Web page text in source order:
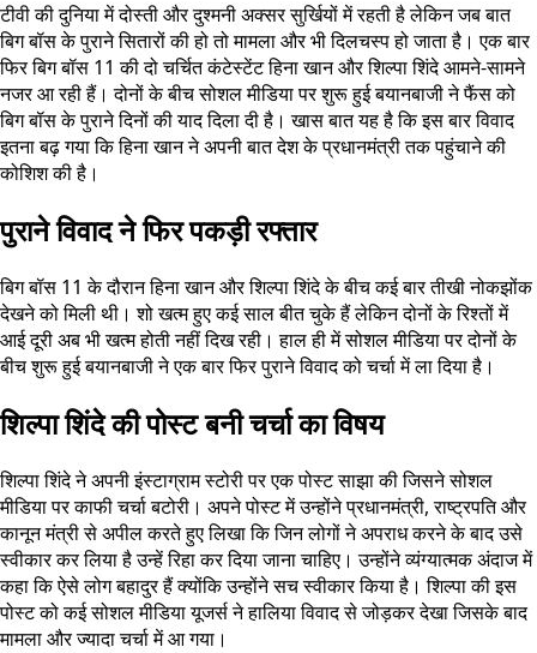
टीवी की दुनिया में दोस्ती और दुश्मनी अक्सर सुर्खियों में रहती है लेकिन जब बात
बिग बॉस के पुराने सितारों की हो तो मामला और भी दिलचस्प हो जाता है। एक बार
फिर बिग बॉस 11 की दो चर्चित कंटेस्टेंट हिना खान और शिल्पा शिंदे आमने-सामने
नजर आ रही हैं। दोनों के बीच सोशल मीडिया पर शुरू हुई बयानबाजी ने फैंस को
बिग बॉस के पुराने दिनों की याद दिला दी है। खास बात यह है कि इस बार विवाद
इतना बढ़ गया कि हिना खान ने अपनी बात देश के प्रधानमंत्री तक पहुंचाने की
कोशिश की है।
पुराने विवाद ने फिर पकड़ी रफ्तार
बिग बॉस 11 के दौरान हिना खान और शिल्पा शिंदे के बीच कई बार तीखी नोकझोंक
देखने को मिली थी। शो खत्म हुए कई साल बीत चुके हैं लेकिन दोनों के रिश्तों में
आई दूरी अब भी खत्म होती नहीं दिख रही। हाल ही में सोशल मीडिया पर दोनों के
बीच शुरू हुई बयानबाजी ने एक बार फिर पुराने विवाद को चर्चा में ला दिया है।
शिल्पा शिंदे की पोस्ट बनी चर्चा का विषय
शिल्पा शिंदे ने अपनी इंस्टाग्राम स्टोरी पर एक पोस्ट साझा की जिसने सोशल
मीडिया पर काफी चर्चा बटोरी। अपने पोस्ट में उन्होंने प्रधानमंत्री, राष्ट्रपति और
कानून मंत्री से अपील करते हुए लिखा कि जिन लोगों ने अपराध करने के बाद उसे
स्वीकार कर लिया है उन्हें रिहा कर दिया जाना चाहिए। उन्होंने व्यंग्यात्मक अंदाज में
कहा कि ऐसे लोग बहादुर हैं क्योंकि उन्होंने सच स्वीकार किया है। शिल्पा की इस
पोस्ट को कई सोशल मीडिया यूजर्स ने हालिया विवाद से जोड़कर देखा जिसके बाद
मामला और ज्यादा चर्चा में आ गया।